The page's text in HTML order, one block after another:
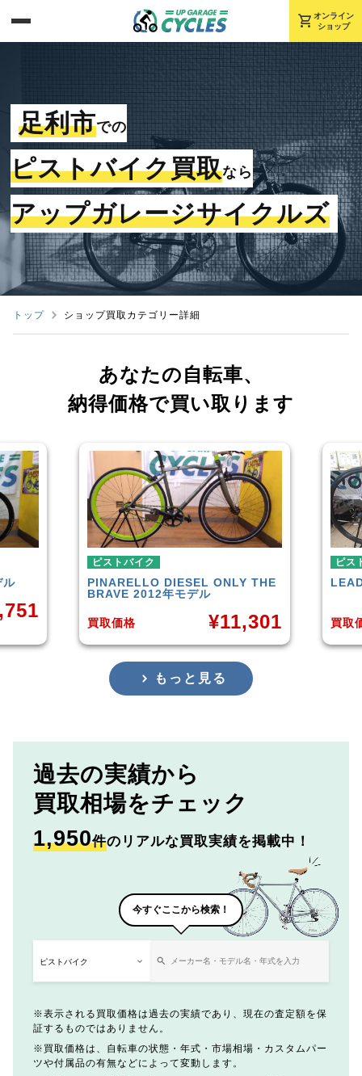
shopping_cart オンライン
ショップ
足利市での
ピストバイク買取なら
アップガレージサイクルズ
トップ ショップ買取カテゴリー詳細
あなたの自転車、
納得価格で買い取ります
DIESEL ONLY THE
2012年モデル
取価格 ¥11,301
LEADER 721TR
買取価格
もっと見る
過去の実績から
買取相場をチェック
1,950件のリアルな買取実績を掲載中！
今すぐここから検索！
表示される買取価格は過去の実績であり、現在の査定額を保
証するものではありません。
買取価格は、自転車の状態・年式・市場相場・カスタムパー
ツや付属品の有無などによって変動します。